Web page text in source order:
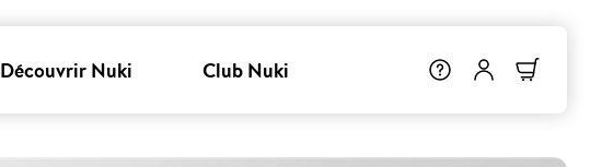
Découvrir Nuki Club Nuki